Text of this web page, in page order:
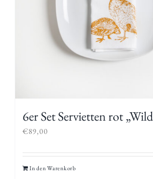
6er Set Servietten rot
€89,00
In den Warenkorb